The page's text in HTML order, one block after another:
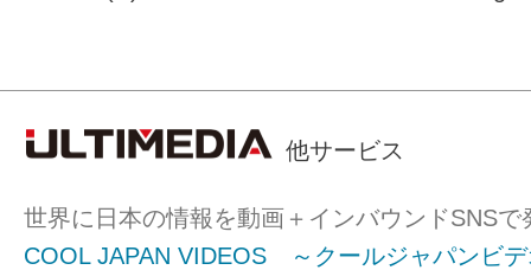
他サービス
世界に日本の情報を動画＋インバウンドSNSで
COOL JAPAN VIDEOS ～クールジャパンビ